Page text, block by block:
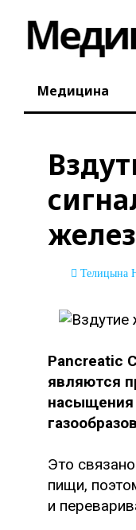
Медицина
Телицына
Pancreatic
являются
насыщения
Это
пищи,
и